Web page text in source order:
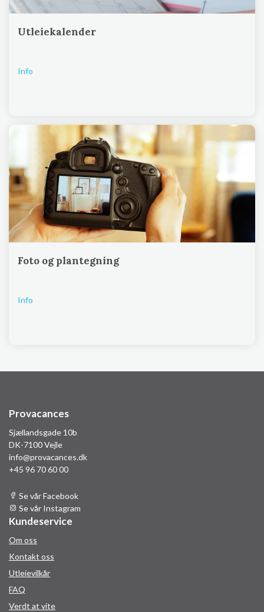
Utleiekalender
Info
Foto og plantegning
Info
Provacances
Sjællandsgade 10b
DK-7100 Vejle
info@provacances.dk
+45 96 70 60 00
Se vår Facebook
Se vår Instagram
Kundeservice
Om oss
Kontakt oss
Utleievilkår
FAQ
Verdt at vite